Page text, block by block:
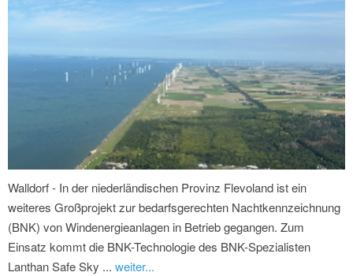
Walldorf - In der niederländischen Provinz Flevoland ist ein
weiteres Großprojekt zur bedarfsgerechten Nachtkennzeichnung
(BNK) von Windenergieanlagen in Betrieb gegangen. Zum
Einsatz kommt die BNK-Technologie des BNK-Spezialisten
Lanthan Safe Sky ... weiter...